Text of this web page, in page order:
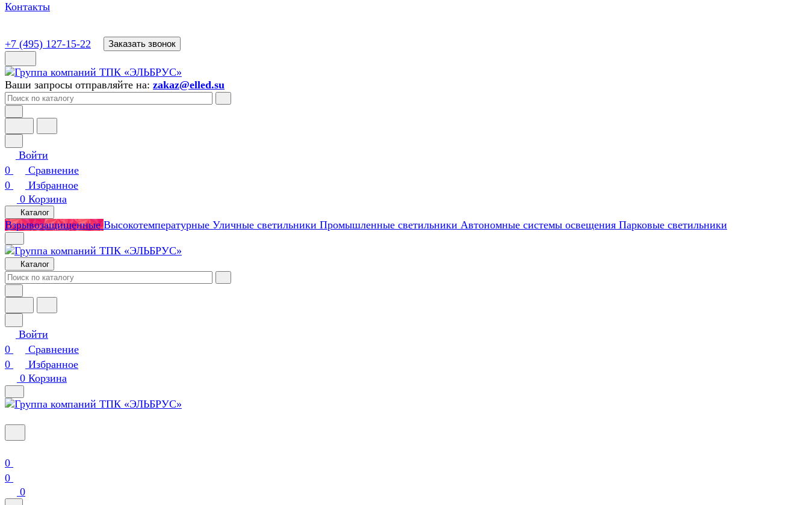
Контакты
+7 (495) 127-15-22 Заказать звонок
Ваши запросы отправляйте на: zakaz@elled.su
Войти
0
Сравнение
0
Избранное
0 Корзина
Каталог
Взрывозащищенные Высокотемпературные Уличные светильники Промышленные светильники Автономные системы освещения Парковые светильники
Каталог
Войти
0
Сравнение
0
Избранное
0 Корзина
0
0
0